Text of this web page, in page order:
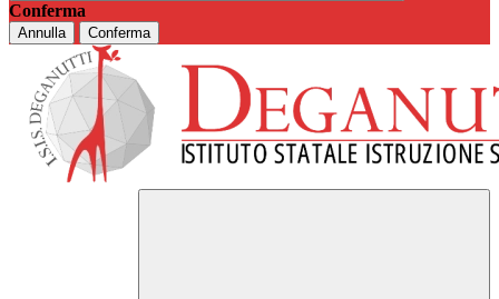
Conferma
Annulla Conferma